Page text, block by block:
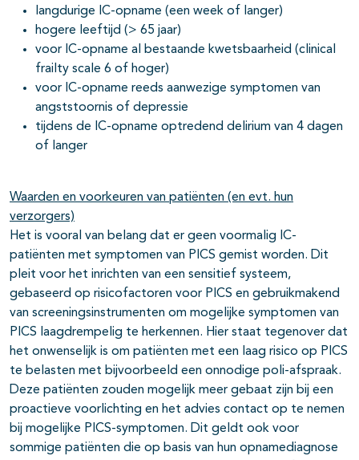
langdurige IC-opname (een week of langer)
hogere leeftijd (> 65 jaar)
voor IC-opname al bestaande kwetsbaarheid (clinical
frailty scale 6 of hoger)
voor IC-opname reeds aanwezige symptomen van
angststoornis of depressie
tijdens de IC-opname optredend delirium van 4 dagen
of langer
Waarden en voorkeuren van patiënten (en evt. hun
verzorgers)
Het is vooral van belang dat er geen voormalig IC-
patiënten met symptomen van PICS gemist worden. Dit
pleit voor het inrichten van een sensitief systeem,
gebaseerd op risicofactoren voor PICS en gebruikmakend
van screeningsinstrumenten om mogelijke symptomen van
PICS laagdrempelig te herkennen. Hier staat tegenover dat
het onwenselijk is om patiënten met een laag risico op PICS
te belasten met bijvoorbeeld een onnodige poli-afspraak.
Deze patiënten zouden mogelijk meer gebaat zijn bij een
proactieve voorlichting en het advies contact op te nemen
bij mogelijke PICS-symptomen. Dit geldt ook voor
sommige patiënten die op basis van hun opnamediagnose